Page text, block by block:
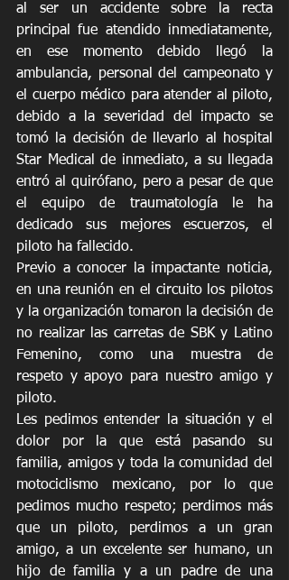
al ser un accidente sobre la recta
principal fue atendido inmediatamente,
en ese momento debido llegó la
ambulancia, personal del campeonato y
el cuerpo médico para atender al piloto,
debido a la severidad del impacto se
tomó la decisión de llevarlo al hospital
Star Medical de inmediato, a su llegada
entró al quirófano, pero a pesar de que
el equipo de traumatología le ha
dedicado sus mejores escuerzos, el
piloto ha fallecido.
Previo a conocer la impactante noticia,
en una reunión en el circuito los pilotos
y la organización tomaron la decisión de
no realizar las carretas de SBK y Latino
Femenino, como una muestra de
respeto y apoyo para nuestro amigo y
piloto.
Les pedimos entender la situación y el
dolor por la que está pasando su
familia, amigos y toda la comunidad del
motociclismo mexicano, por lo que
pedimos mucho respeto; perdimos más
que un piloto, perdimos a un gran
amigo, a un excelente ser humano, un
hijo de familia y a un padre de una